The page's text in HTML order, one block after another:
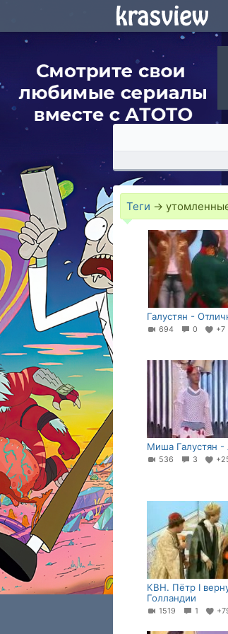
Теги →
Галустян -
694 0 +7
Миша Галустян -
536 3
КВН. Пётр I
Голландии
1519 1